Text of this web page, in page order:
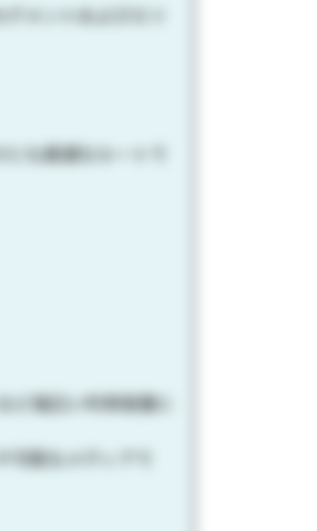
メントおよびエリ
も最適なルートで
幅広い利用者層に
能なメディアで